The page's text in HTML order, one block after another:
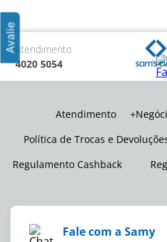
Atendimento
4020 5054
Atendimento
Política de Trocas e
Regulamento Cashback
Fale com a Samy